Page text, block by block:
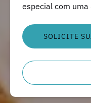
especial com
SOLICITE